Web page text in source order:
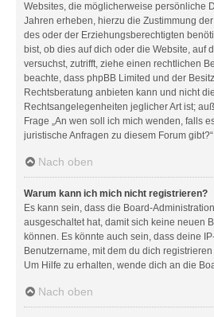
Websites, die möglicherweise persönliche
Jahren erheben, hierzu die Zustimmung
des oder der Erziehungsberechtigten
bist, ob dies auf dich oder die Website, auf
versuchst, zutrifft, ziehe einen rechtlichen
beachte, dass phpBB Limited und der
Rechtsberatung anbieten kann und nicht
Rechtsangelegenheiten jeglicher Art ist;
Frage „An wen soll ich mich wenden, falls
juristische Anfragen zu diesem Forum
Nach oben
Warum kann ich mich nicht registrieren?
Es kann sein, dass die Board-
ausgeschaltet hat, damit sich keine neuen
können. Es könnte auch sein, dass deine
Benutzername, mit dem du dich
Um Hilfe zu erhalten, wende dich an die
Nach oben